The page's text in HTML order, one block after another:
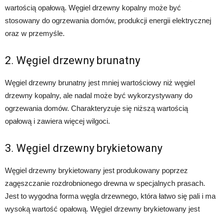
wartością opałową. Węgiel drzewny kopalny może być
stosowany do ogrzewania domów, produkcji energii elektrycznej
oraz w przemyśle.
2. Węgiel drzewny brunatny
Węgiel drzewny brunatny jest mniej wartościowy niż węgiel
drzewny kopalny, ale nadal może być wykorzystywany do
ogrzewania domów. Charakteryzuje się niższą wartością
opałową i zawiera więcej wilgoci.
3. Węgiel drzewny brykietowany
Węgiel drzewny brykietowany jest produkowany poprzez
zagęszczanie rozdrobnionego drewna w specjalnych prasach.
Jest to wygodna forma węgla drzewnego, która łatwo się pali i ma
wysoką wartość opałową. Węgiel drzewny brykietowany jest